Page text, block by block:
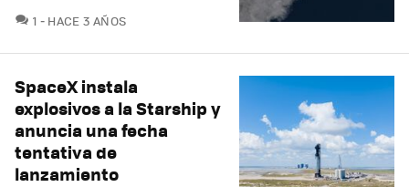
1 COMENTARIOS
HACE 3 AÑOS
SpaceX instala
explosivos a la Starship y
anuncia una fecha
tentativa de
lanzamiento